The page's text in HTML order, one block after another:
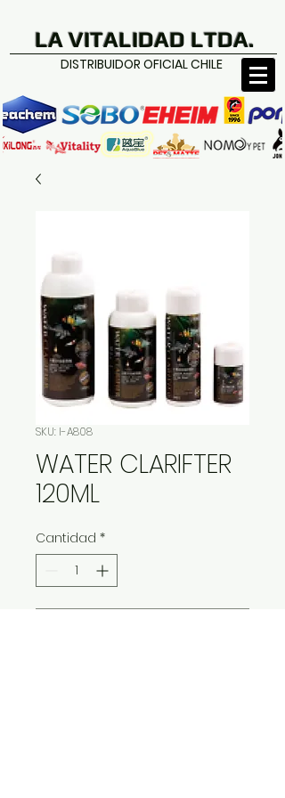
LA VITALIDAD LTDA.
DISTRIBUIDOR OFICIAL CHILE
SKU: I-A808
WATER CLARIFTER
120ML
Cantidad *